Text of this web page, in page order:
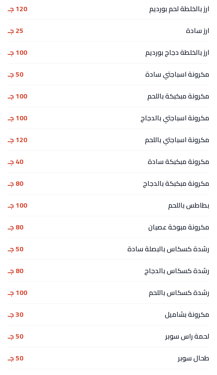
ارز بالخلطة لحم بورديم
120 جـ
ارز سادة
25 جـ
ارز بالخلطة دجاج بورديم
100 جـ
مكرونة اسباجتي سادة
50 جـ
مكرونة مبكبكة باللحم
100 جـ
مكرونة اسباجتي بالدجاج
100 جـ
مكرونة اسباجتي باللحم
120 جـ
مكرونة مبكبكة سادة
40 جـ
مكرونة مبكبكة بالدجاج
80 جـ
بطاطس باللحم
100 جـ
مكرونة مبوخة عصبان
80 جـ
رشدة كسكاس بالبصلة سادة
50 جـ
رشدة كسكاس بالدجاج
80 جـ
رشدة كسكاس باللحم
100 جـ
مكرونة بشاميل
30 جـ
لحمة راس سوبر
50 جـ
طحال سوبر
50 جـ